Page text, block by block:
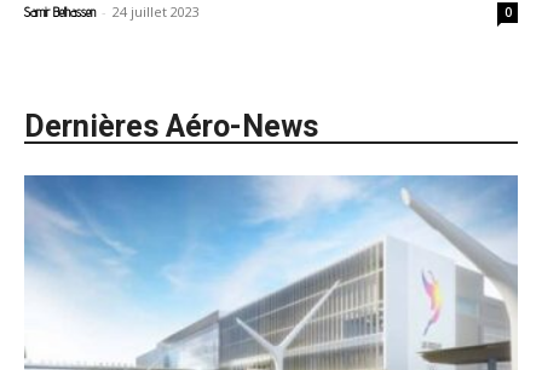
Samir Belhassen - 24 juillet 2023 0
Dernières Aéro-News